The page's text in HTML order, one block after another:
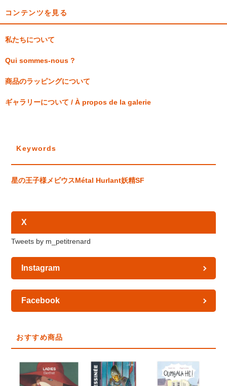
コンテンツを見る
私たちについて
Qui sommes-nous ?
商品のラッピングについて
ギャラリーについて / À propos de la galerie
Keywords
星の王子様メビウスMétal Hurlant妖精SF
X
Tweets by m_petitrenard
Instagram
Facebook
おすすめ商品